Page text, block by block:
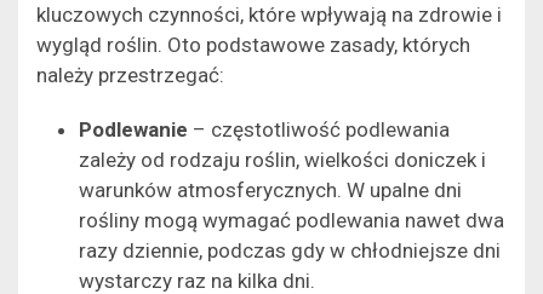
kluczowych czynności, które wpływają na zdrowie i
wygląd roślin. Oto podstawowe zasady, których
należy przestrzegać:
Podlewanie – częstotliwość podlewania
zależy od rodzaju roślin, wielkości doniczek i
warunków atmosferycznych. W upalne dni
rośliny mogą wymagać podlewania nawet dwa
razy dziennie, podczas gdy w chłodniejsze dni
wystarczy raz na kilka dni.